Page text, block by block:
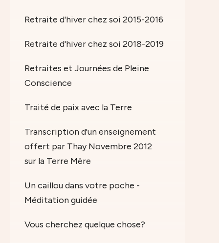
Retraite d'hiver chez soi 2015-2016
Retraite d'hiver chez soi 2018-2019
Retraites et Journées de Pleine
Conscience
Traité de paix avec la Terre
Transcription d'un enseignement
offert par Thay Novembre 2012
sur la Terre Mère
Un caillou dans votre poche -
Méditation guidée
Vous cherchez quelque chose?